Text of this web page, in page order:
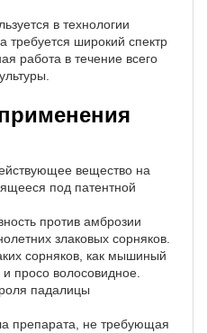
в технологии
требуется широкий спектр
работа в течение всего
вещество на
под патентной
против амброзии
злаковых сорняков.
сорняков, как мышиный
просо волосовидное.
падалицы
препарата, не требующая